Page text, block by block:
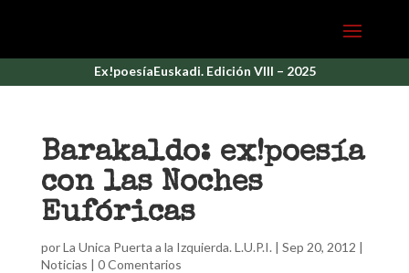
Ex!poesíaEuskadi. Edición VIII – 2025
Barakaldo: ex!poesía
con las Noches
Eufóricas
porLa Unica Puerta a la Izquierda. L.U.P.I. | Sep 20, 2012 |
Noticias | 0 Comentarios